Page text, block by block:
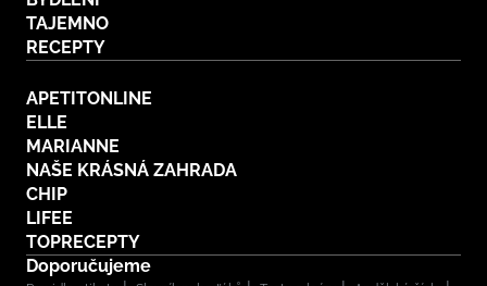
TAJEMNO
RECEPTY
APETITONLINE
ELLE
MARIANNE
NAŠE KRÁSNÁ ZAHRADA
CHIP
LIFEE
TOPRECEPTY
Doporučujeme